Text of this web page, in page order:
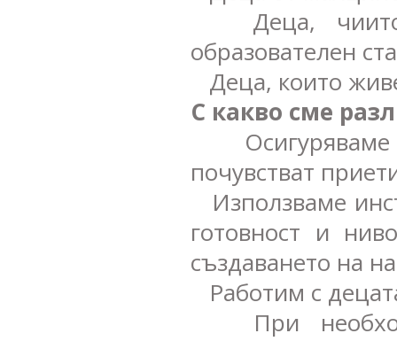
Деца, чиито
образователен
Деца, които
С какво сме
Осигуряваме
почувстват
Използваме
готовност и
създаването на
Работим с
При